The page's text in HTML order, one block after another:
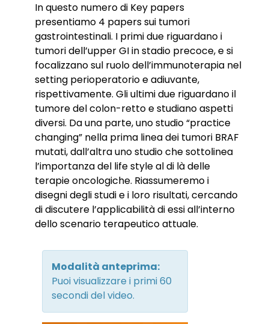
In questo numero di Key papers
presentiamo 4 papers sui tumori
gastrointestinali. I primi due riguardano i
tumori dell’upper GI in stadio precoce, e si
focalizzano sul ruolo dell’immunoterapia nel
setting perioperatorio e adiuvante,
rispettivamente. Gli ultimi due riguardano il
tumore del colon-retto e studiano aspetti
diversi. Da una parte, uno studio “practice
changing” nella prima linea dei tumori BRAF
mutati, dall’altra uno studio che sottolinea
l’importanza del life style al di là delle
terapie oncologiche. Riassumeremo i
disegni degli studi e i loro risultati, cercando
di discutere l’applicabilità di essi all’interno
dello scenario terapeutico attuale.
Modalità anteprima:
Puoi visualizzare i primi 60
secondi del video.